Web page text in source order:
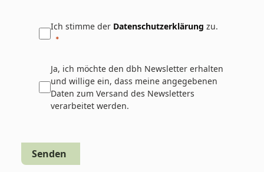
Ich stimme der Datenschutzerklärung zu.
Ja, ich möchte den dbh Newsletter erhalten
und willige ein, dass meine angegebenen
Daten zum Versand des Newsletters
verarbeitet werden.
Senden